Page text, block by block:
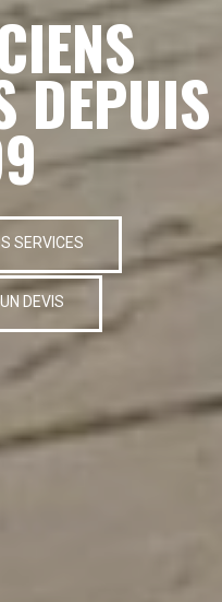
DEPUIS
SERVICES
DEVIS